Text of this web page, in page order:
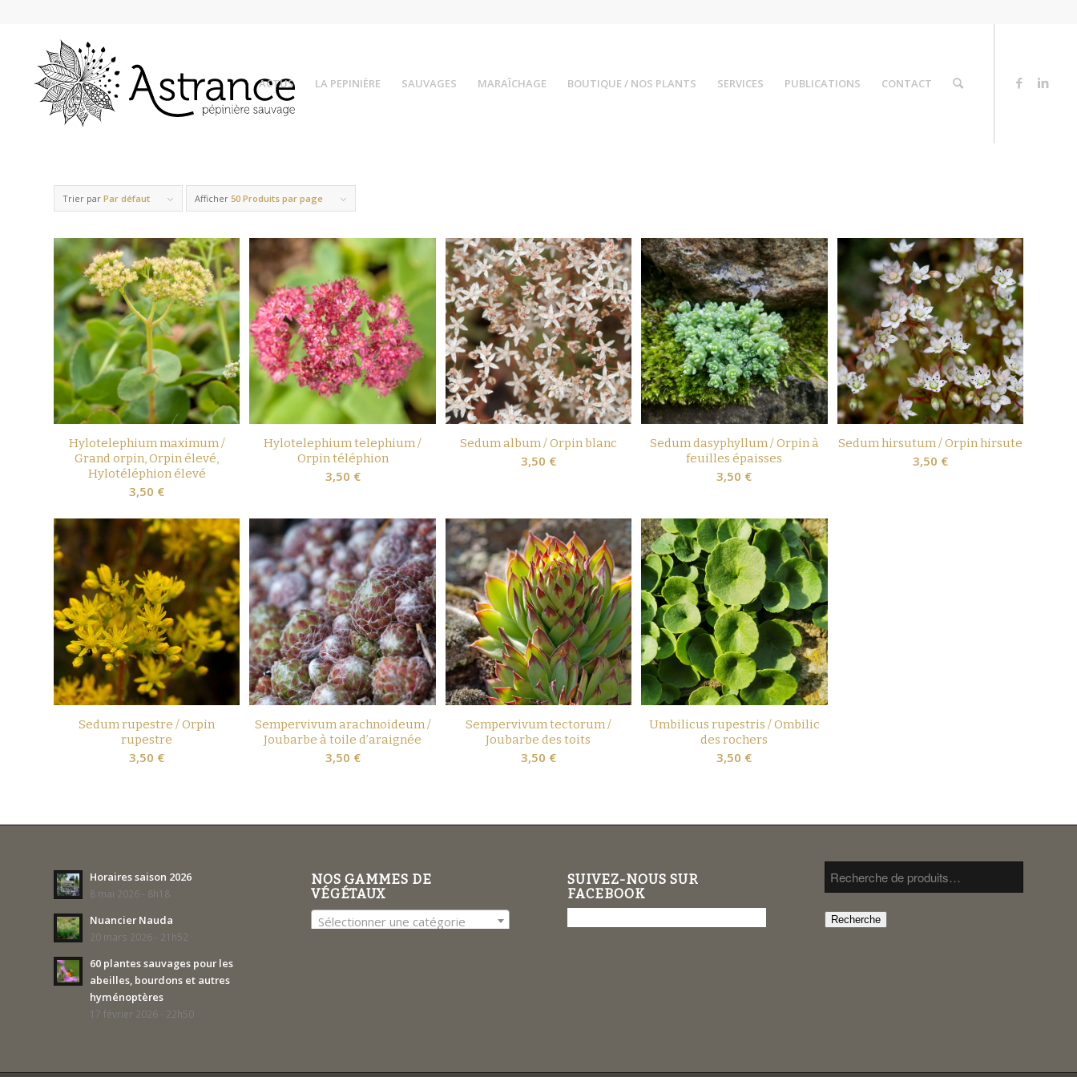
ACTUS LA PEPINIÈRE SAUVAGES MARAÎCHAGE BOUTIQUE / NOS PLANTS SERVICES PUBLICATIONS CONTACT
Trier par Par défaut Afficher 50 Produits par page
Hylotelephium maximum /
Grand orpin, Orpin élevé,
Hylotéléphion élevé
3,50 €
Hylotelephium telephium /
Orpin téléphion
3,50 €
Sedum album / Orpin blanc
3,50 €
Sedum dasyphyllum / Orpin à
feuilles épaisses
3,50 €
Sedum hirsutum / Orpin hirsute
3,50 €
Sedum rupestre / Orpin
rupestre
3,50 €
Sempervivum arachnoideum /
Joubarbe à toile d’araignée
3,50 €
Sempervivum tectorum /
Joubarbe des toits
3,50 €
Umbilicus rupestris / Ombilic
des rochers
3,50 €
Horaires saison 2026
8 mai 2026 - 8h18
Nuancier Nauda
20 mars 2026 - 21h52
60 plantes sauvages pour les
abeilles, bourdons et autres
hyménoptères
17 février 2026 - 22h50
NOS GAMMES DE
VÉGÉTAUX
Sélectionner une catégorie
SUIVEZ-NOUS SUR
FACEBOOK
Recherche